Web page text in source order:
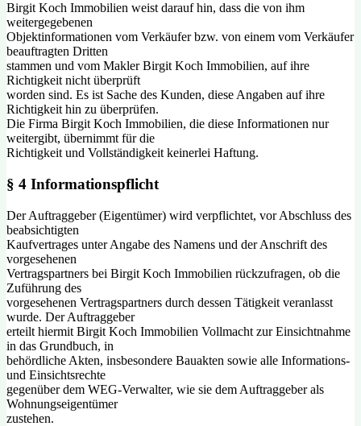
Birgit Koch Immobilien weist darauf hin, dass die von ihm
weitergegebenen
Objektinformationen vom Verkäufer bzw. von einem vom Verkäufer
beauftragten Dritten
stammen und vom Makler Birgit Koch Immobilien, auf ihre
Richtigkeit nicht überprüft
worden sind. Es ist Sache des Kunden, diese Angaben auf ihre
Richtigkeit hin zu überprüfen.
Die Firma Birgit Koch Immobilien, die diese Informationen nur
weitergibt, übernimmt für die
Richtigkeit und Vollständigkeit keinerlei Haftung.
§ 4 Informationspflicht
Der Auftraggeber (Eigentümer) wird verpflichtet, vor Abschluss des
beabsichtigten
Kaufvertrages unter Angabe des Namens und der Anschrift des
vorgesehenen
Vertragspartners bei Birgit Koch Immobilien rückzufragen, ob die
Zuführung des
vorgesehenen Vertragspartners durch dessen Tätigkeit veranlasst
wurde. Der Auftraggeber
erteilt hiermit Birgit Koch Immobilien Vollmacht zur Einsichtnahme
in das Grundbuch, in
behördliche Akten, insbesondere Bauakten sowie alle Informations-
und Einsichtsrechte
gegenüber dem WEG-Verwalter, wie sie dem Auftraggeber als
Wohnungseigentümer
zustehen.